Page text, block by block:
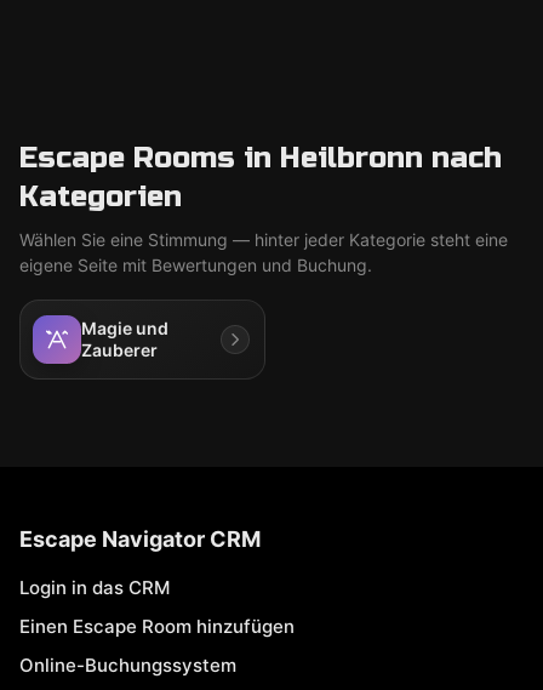
Escape Rooms in Heilbronn nach
Kategorien
Wählen Sie eine Stimmung — hinter jeder Kategorie steht eine
eigene Seite mit Bewertungen und Buchung.
Magie und
Zauberer
Escape Navigator CRM
Login in das CRM
Einen Escape Room hinzufügen
Online-Buchungssystem